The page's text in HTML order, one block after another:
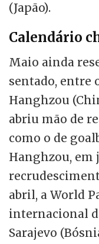
(Japão).
Calendário
Maio ainda
sentado, entre
Hanghzou
abriu mão de
como o de
Hanghzou, em
abril, a World
internacional
Sarajevo